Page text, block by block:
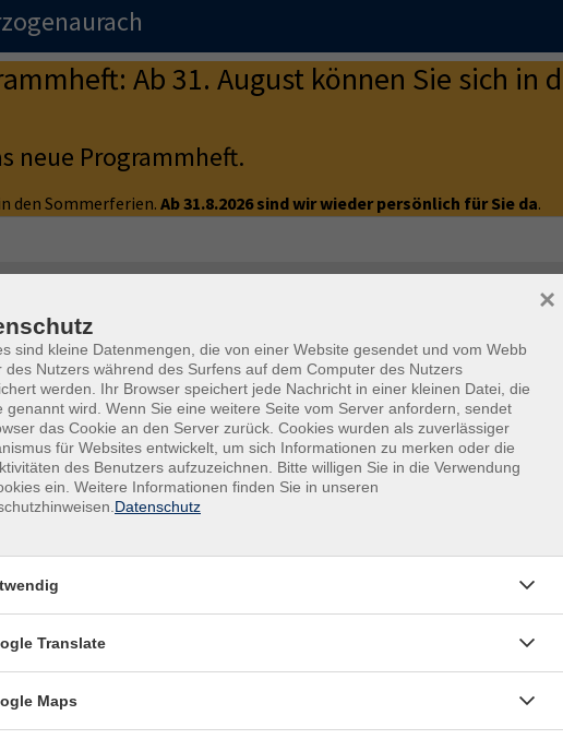
Ab 31. August können Sie sich in
neue Programmheft.
den Sommerferien. Ab 31.8.2026 sind wir wieder persönlich für Sie da.
telc Zertifikat
Strategie.
für die B1-Prüfung 145 statt 175 .
Sie, ob das Sprachniveau des Kurses Ihren eigenen
Gebühr:
Das Entgelt
festgelegt,
Start:
Sa. 10.10.2026
min.
sind kleine Datenmengen, die von einer Website gesendet und vom Webb
des Nutzers während des Surfens auf dem Computer des Nutzers
werden. Ihr Browser speichert jede Nachricht in einer kleinen Datei, die
genannt wird. Wenn Sie eine weitere Seite vom Server anfordern, sendet
das Cookie an den Server zurück. Cookies wurden als zuverlässiger
für Websites entwickelt, um sich Informationen zu merken oder die
des Benutzers aufzuzeichnen. Bitte willigen Sie in die Verwendung
ein. Weitere Informationen finden Sie in unseren
Datenschutz
×
Translate
Maps